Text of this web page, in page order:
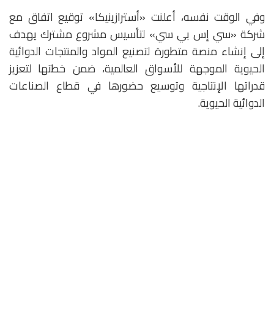
وفي الوقت نفسه، أعلنت «أسترازينيكا» توقيع اتفاق مع
شركة «سي إس بي سي» لتأسيس مشروع مشترك يهدف
إلى إنشاء منصة متطورة لتصنيع المواد والمنتجات الدوائية
الحيوية الموجهة للأسواق العالمية، ضمن خطتها لتعزيز
قدراتها الإنتاجية وتوسيع حضورها في قطاع الصناعات
الدوائية الحيوية.